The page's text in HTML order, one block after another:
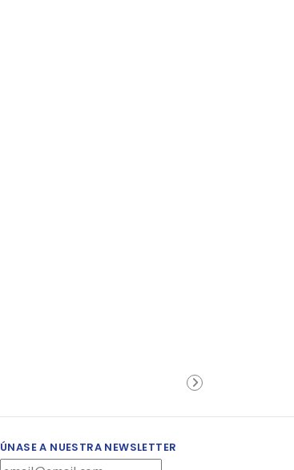
ÚNASE A NUESTRA NEWSLETTER